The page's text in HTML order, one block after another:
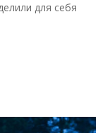
для себя